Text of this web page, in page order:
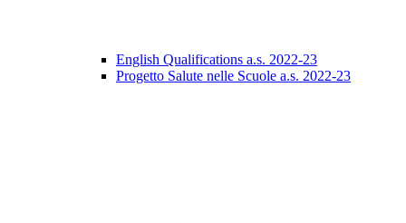
English Qualifications a.s. 2022-23
Progetto Salute nelle Scuole a.s. 2022-23